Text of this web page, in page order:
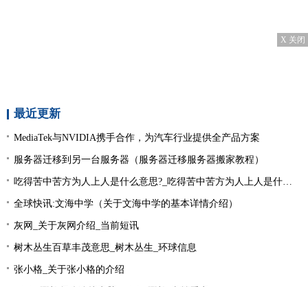
X 关闭
最近更新
MediaTek与NVIDIA携手合作，为汽车行业提供全产品方案
服务器迁移到另一台服务器（服务器迁移服务器搬家教程）
吃得苦中苦方为人上人是什么意思?_吃得苦中苦方为人上人是什么意思_每日精选
全球快讯:文海中学（关于文海中学的基本详情介绍）
灰网_关于灰网介绍_当前短讯
树木丛生百草丰茂意思_树木丛生_环球信息
张小格_关于张小格的介绍